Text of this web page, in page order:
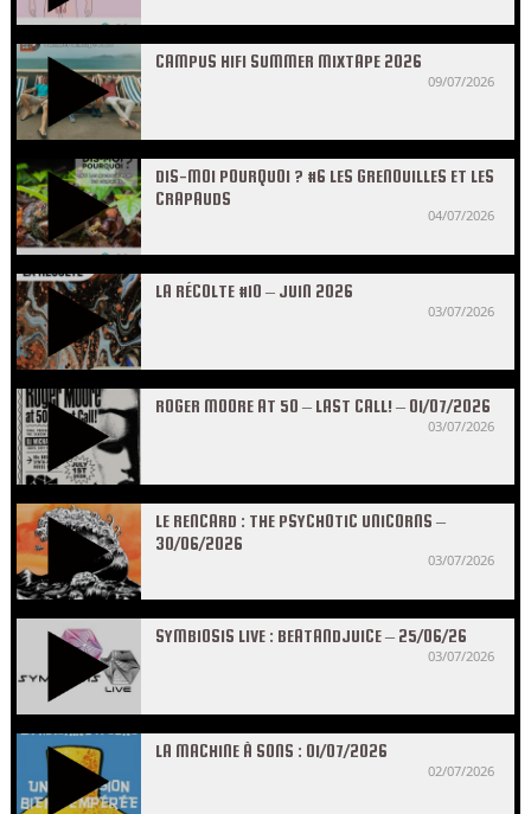
CAMPUS HIFI SUMMER MIXTAPE 2026
09/07/2026
DIS-MOI POURQUOI ? #6 LES GRENOUILLES ET LES
CRAPAUDS
04/07/2026
LA RÉCOLTE #10 – JUIN 2026
03/07/2026
ROGER MOORE AT 50 – LAST CALL! – 01/07/2026
03/07/2026
LE RENCARD : THE PSYCHOTIC UNICORNS –
30/06/2026
03/07/2026
SYMBIOSIS LIVE : BEATANDJUICE – 25/06/26
03/07/2026
LA MACHINE À SONS : 01/07/2026
02/07/2026